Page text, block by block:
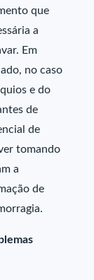
que
a
Em
no caso
e do
de
de
tomando
a
de